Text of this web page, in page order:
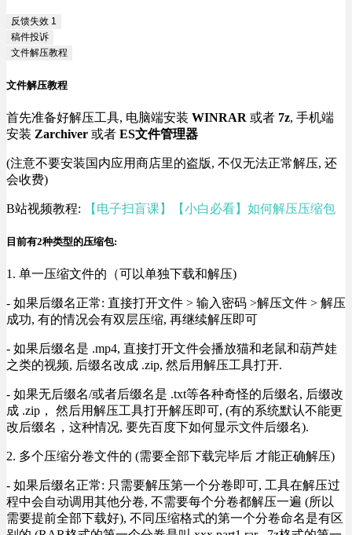
反馈失效 1
稿件投诉
文件解压教程
文件解压教程
首先准备好解压工具, 电脑端安装 WINRAR 或者 7z, 手机端
安装 Zarchiver 或者 ES文件管理器
(注意不要安装国内应用商店里的盗版, 不仅无法正常解压, 还
会收费)
B站视频教程: 【电子扫盲课】【小白必看】如何解压压缩包
目前有2种类型的压缩包:
1. 单一压缩文件的（可以单独下载和解压)
- 如果后缀名正常: 直接打开文件 > 输入密码 >解压文件 > 解压
成功, 有的情况会有双层压缩, 再继续解压即可
- 如果后缀名是 .mp4, 直接打开文件会播放猫和老鼠和葫芦娃
之类的视频, 后缀名改成 .zip, 然后用解压工具打开.
- 如果无后缀名/或者后缀名是 .txt等各种奇怪的后缀名, 后缀改
成 .zip， 然后用解压工具打开解压即可, (有的系统默认不能更
改后缀名，这种情况, 要先百度下如何显示文件后缀名).
2. 多个压缩分卷文件的 (需要全部下载完毕后 才能正确解压)
- 如果后缀名正常: 只需要解压第一个分卷即可, 工具在解压过
程中会自动调用其他分卷, 不需要每个分卷都解压一遍 (所以
需要提前全部下载好), 不同压缩格式的第一个分卷命名是有区